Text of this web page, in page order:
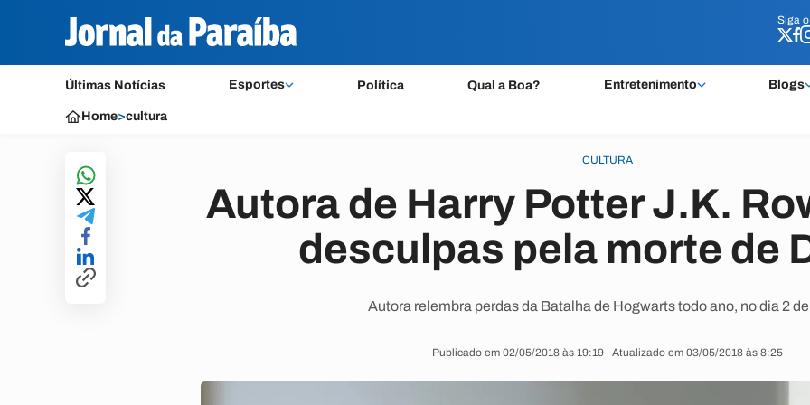
Siga o
Últimas Notícias Esportes Política Qual a Boa? Entretenimento Blogs
Siga o
Home>cultura
CULTURA
Autora de Harry Potter J.K.
desculpas pela morte de
Autora relembra perdas da Batalha de Hogwarts todo ano, no dia 2
Publicado em 02/05/2018 às 19:19 | Atualizado em 03/05/2018 às 8:25